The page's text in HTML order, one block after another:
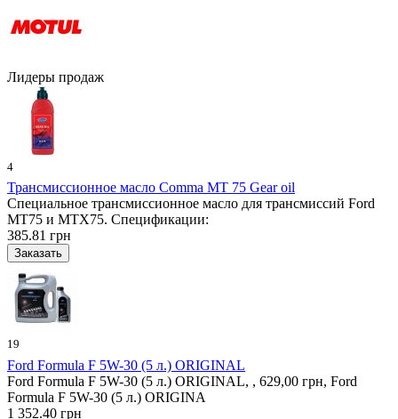
Лидеры продаж
4
Трансмиссионное масло Comma MT 75 Gear oil
Специальное трансмиссионное масло для трансмиссий Ford
MT75 и MTX75. Спецификации:
385.81 грн
19
Ford Formula F 5W-30 (5 л.) ORIGINAL
Ford Formula F 5W-30 (5 л.) ORIGINAL, , 629,00 грн, Ford
Formula F 5W-30 (5 л.) ORIGINA
1 352.40 грн